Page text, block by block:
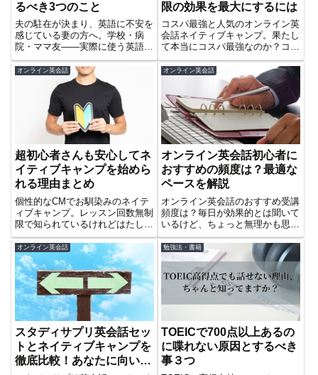
るべき3つのこと
夫の駐在が決まり、英語に不安を
感じている妻の方へ。学校・病
院・ママ友——実際に使う英語だ
けに絞った3つの準備ステップ
を、講師歴20年以上の筆者がご
紹介します。
限の効果を最大にするには
コスパ最強と人気のオンライン英
会話ネイティブキャンプ。果たし
て本当にコスパ最強なのか？コス
パ最強を最大に還元するにはどう
すればいいか？管理人とりしまが
ネイティブキャンプの料金、プラ
ンやオプション、気をつけておき
たい点を解説しています。
オンライン英会話
超初心者さんも安心してネ
イティブキャンプを始めら
れる理由まとめ
個性的なCMでお馴染みのネイテ
ィブキャンプ。レッスン回数無制
限で知られているけれどはたして
全く英語がしゃべれない超初心者
さんでも始められる？安心してく
ださい、事前準備をすれば問題な
く始められますよ！
オンライン英会話
オンライン英会話初心者に
おすすめの頻度は？最適な
ペースを解説
オンライン英会話のおすすめ受講
頻度は？毎日が効果的とは聞いて
いるけど、ちょっと無理かも思う
人はこの記事必読。初心者さんが
オンライン英会話を始めるにあた
って知っておきたい受講頻度を解
説しています。
オンライン英会話
スタディサプリ英会話セッ
トとネイティブキャンプを
徹底比較！あなたに向いて
勉強法・書籍
TOEICで700点以上あるの
に喋れない原因とするべき
事３つ